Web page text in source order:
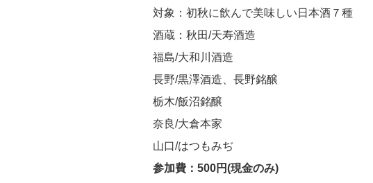
対象：初秋に飲んで美味しい日本酒７種
酒蔵：秋田/天寿酒造
福島/大和川酒造
長野/黒澤酒造、長野銘醸
栃木/飯沼銘醸
奈良/大倉本家
山口/はつもみぢ
参加費：500円(現金のみ)